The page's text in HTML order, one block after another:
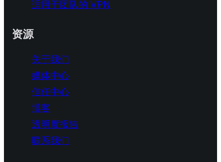
适用于团队的 VPN
资源
关于我们
媒体中心
信任中心
博客
透明度报告
联系我们